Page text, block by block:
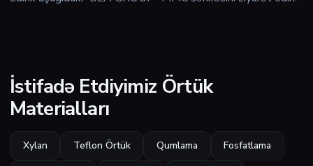
İstifadə Etdiyimiz Örtük
Materialları
Xylan Teflon Örtük Qumlama Fosfatlama